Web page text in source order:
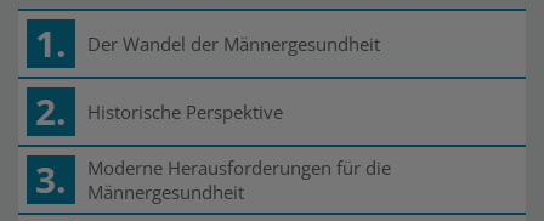
1. Der Wandel der Männergesundheit
2. Historische Perspektive
3.
Moderne Herausforderungen für die
Männergesundheit